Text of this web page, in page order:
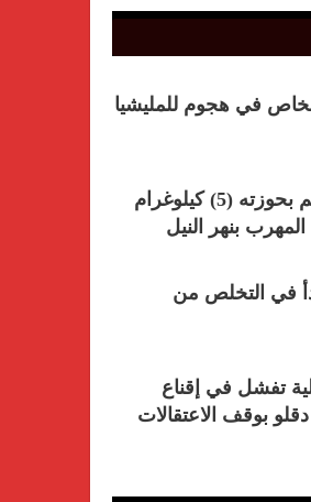
4 أشخاص في هجوم للمليشيا
توقيف متهم بحوزته (5) كيلوغرام
بنهر النيل
في التخلص من
تفشل في إقناع
بوقف الاعتقالات